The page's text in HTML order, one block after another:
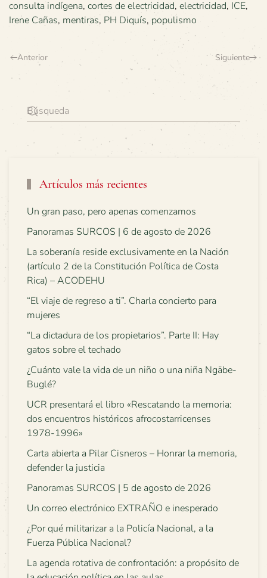
consulta indígena, cortes de electricidad, electricidad, ICE,
Irene Cañas, mentiras, PH Diquís, populismo
Anterior Siguiente
Artículos más recientes
Un gran paso, pero apenas comenzamos
Panoramas SURCOS | 6 de agosto de 2026
La soberanía reside exclusivamente en la Nación
(artículo 2 de la Constitución Política de Costa
Rica) – ACODEHU
“El viaje de regreso a ti”. Charla concierto para
mujeres
“La dictadura de los propietarios”. Parte II: Hay
gatos sobre el techado
¿Cuánto vale la vida de un niño o una niña Ngäbe-
Buglé?
UCR presentará el libro «Rescatando la memoria:
dos encuentros históricos afrocostarricenses
1978-1996»
Carta abierta a Pilar Cisneros – Honrar la memoria,
defender la justicia
Panoramas SURCOS | 5 de agosto de 2026
Un correo electrónico EXTRAÑO e inesperado
¿Por qué militarizar a la Policía Nacional, a la
Fuerza Pública Nacional?
La agenda rotativa de confrontación: a propósito de